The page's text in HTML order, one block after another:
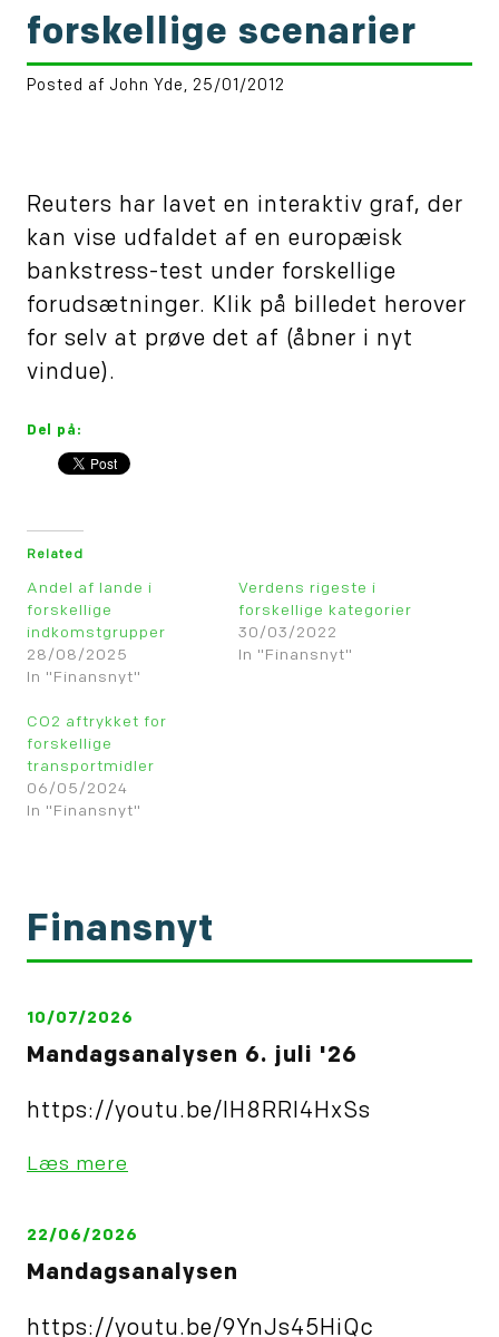
forskellige scenarier
Posted af John Yde, 25/01/2012
Reuters har lavet en interaktiv graf, der
kan vise udfaldet af en europæisk
bankstress-test under forskellige
forudsætninger. Klik på billedet herover
for selv at prøve det af (åbner i nyt
vindue).
Del på:
Related
Andel af lande i
forskellige
indkomstgrupper
28/08/2025
In "Finansnyt"
Verdens rigeste i
forskellige kategorier
30/03/2022
In "Finansnyt"
CO2 aftrykket for
forskellige
transportmidler
06/05/2024
In "Finansnyt"
Finansnyt
10/07/2026
Mandagsanalysen 6. juli '26
https://youtu.be/IH8RRl4HxSs
Læs mere
22/06/2026
Mandagsanalysen
https://youtu.be/9YnJs45HiQc